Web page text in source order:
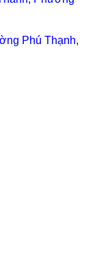
Phú Thạnh,